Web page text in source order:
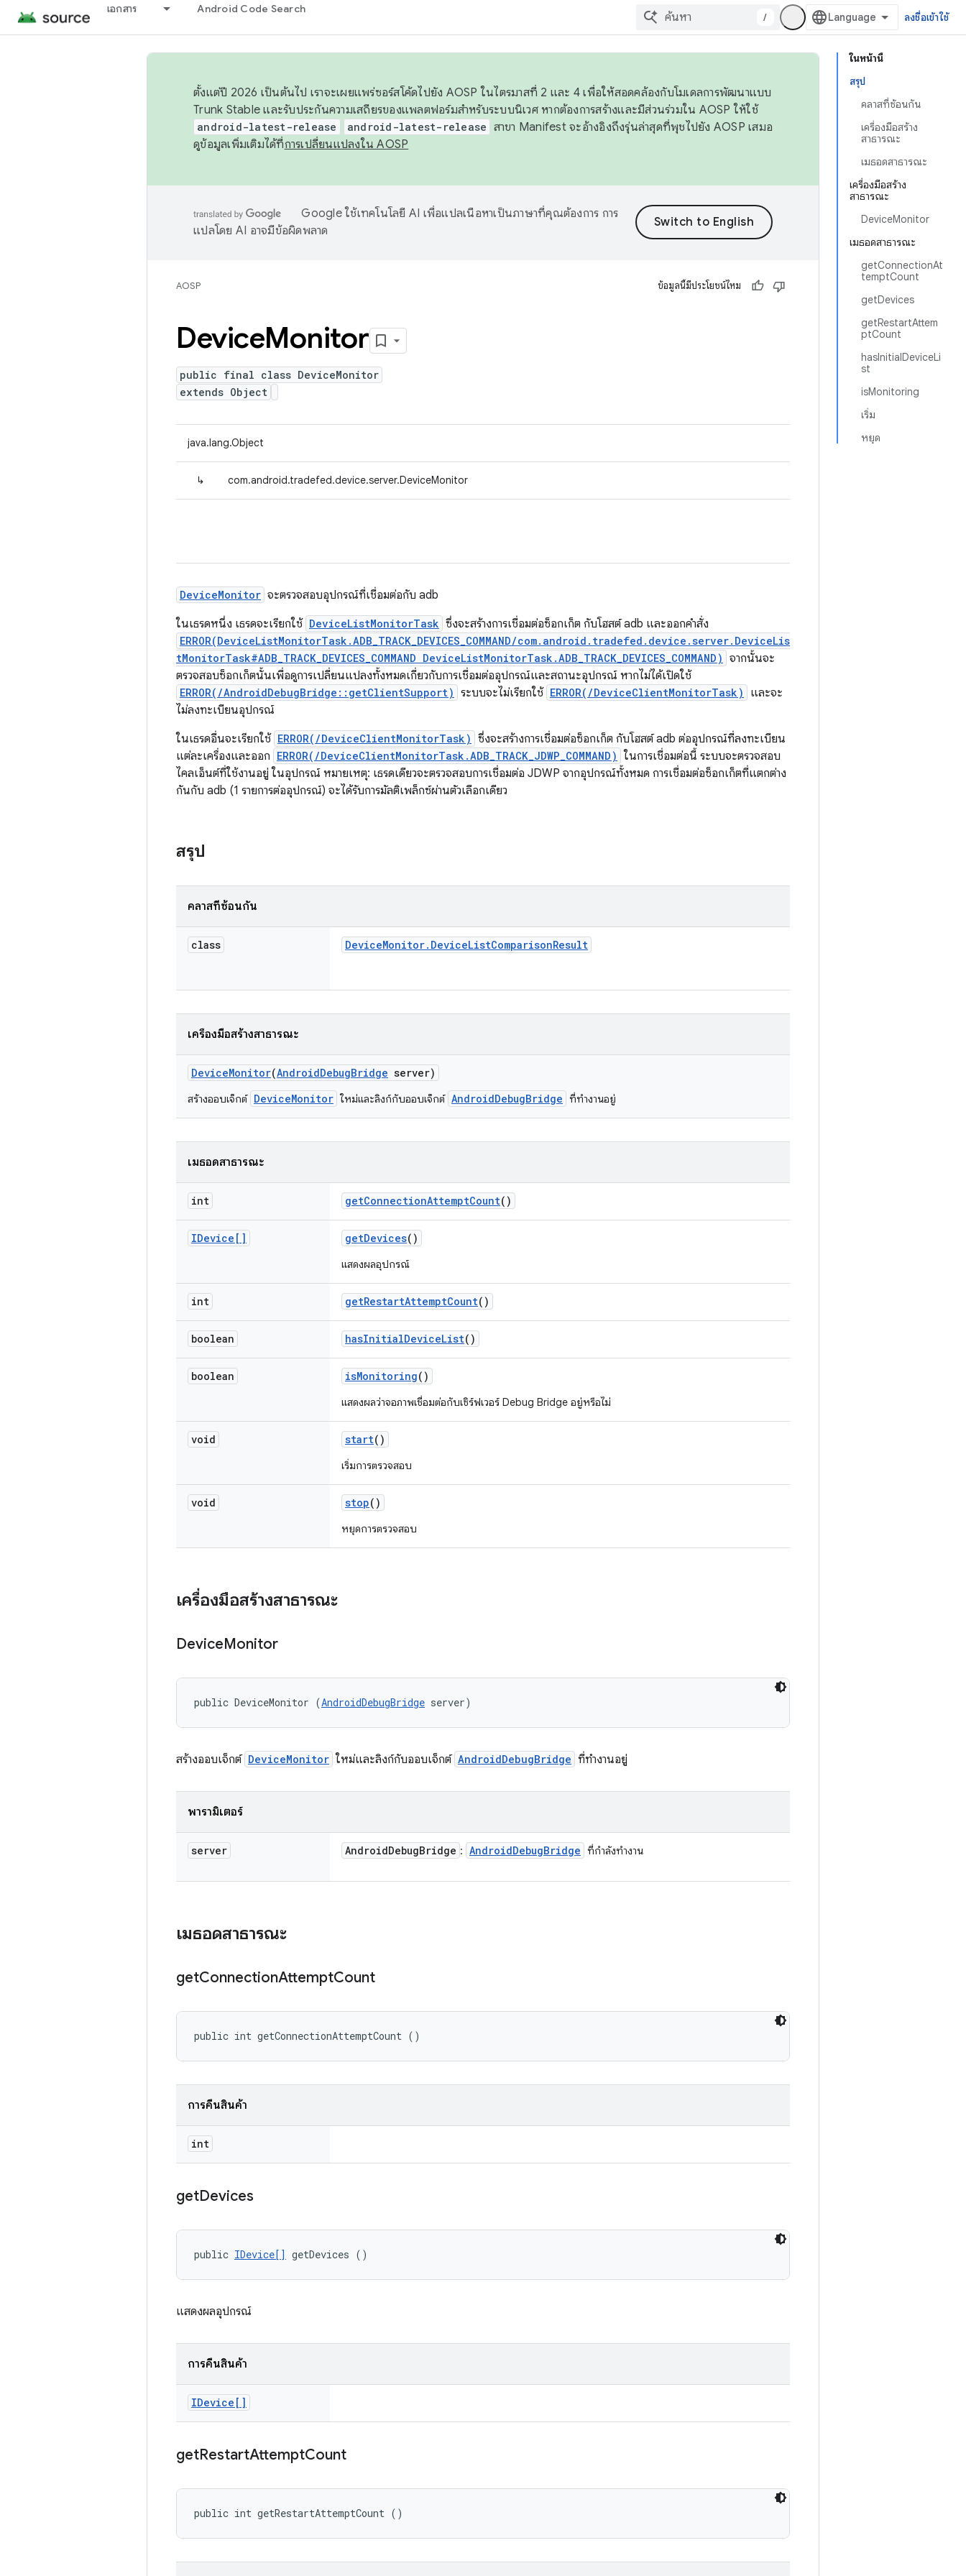
เอกสาร Android Code Search
/ ลงชื่อเข้าใช้
ในหน้านี้
สรุป
คลาสที่ซ้อนกัน
เครื่องมือสร้าง
สาธารณะ
เมธอดสาธารณะ
เครื่องมือสร้าง
สาธารณะ
DeviceMonitor
เมธอดสาธารณะ
getConnectionAt
temptCount
getDevices
getRestartAttem
ptCount
hasInitialDeviceLi
st
isMonitoring
เริ่ม
หยุด
ตั้งแต่ปี 2026 เป็นต้นไป เราจะเผยแพร่ซอร์สโค้ดไปยัง AOSP ในไตรมาสที่ 2 และ 4 เพื่อให้สอดคล้องกับโมเดลการพัฒนาแบบ
Trunk Stable และรับประกันความเสถียรของแพลตฟอร์มสำหรับระบบนิเวศ หากต้องการสร้างและมีส่วนร่วมใน AOSP ให้ใช้
android-latest-release android-latest-release สาขา Manifest จะอ้างอิงถึงรุ่นล่าสุดที่พุชไปยัง AOSP เสมอ
ดูข้อมูลเพิ่มเติมได้ที่การเปลี่ยนแปลงใน AOSP
Google ใช้เทคโนโลยี AI เพื่อแปลเนื้อหาเป็นภาษาที่คุณต้องการ การ
แปลโดย AI อาจมีข้อผิดพลาด
AOSP ข้อมูลนี้มีประโยชน์ไหม
DeviceMonitor
public final class DeviceMonitor
extends Object
java.lang.Object
↳ com.android.tradefed.device.server.DeviceMonitor
DeviceMonitor จะตรวจสอบอุปกรณ์ที่เชื่อมต่อกับ adb
ในเธรดหนึ่ง เธรดจะเรียกใช้ DeviceListMonitorTask ซึ่งจะสร้างการเชื่อมต่อซ็อกเก็ต กับโฮสต์ adb และออกคำสั่ง
ERROR(DeviceListMonitorTask.ADB_TRACK_DEVICES_COMMAND/com.android.tradefed.device.server.DeviceLis
tMonitorTask#ADB_TRACK_DEVICES_COMMAND DeviceListMonitorTask.ADB_TRACK_DEVICES_COMMAND) จากนั้นจะ
ตรวจสอบซ็อกเก็ตนั้นเพื่อดูการเปลี่ยนแปลงทั้งหมดเกี่ยวกับการเชื่อมต่ออุปกรณ์และสถานะอุปกรณ์ หากไม่ได้เปิดใช้
ERROR(/AndroidDebugBridge::getClientSupport) ระบบจะไม่เรียกใช้ ERROR(/DeviceClientMonitorTask)
และจะ
ไม่ลงทะเบียนอุปกรณ์
ในเธรดอื่นจะเรียกใช้ ERROR(/DeviceClientMonitorTask) ซึ่งจะสร้างการเชื่อมต่อซ็อกเก็ต กับโฮสต์ adb ต่ออุปกรณ์ที่ลงทะเบียน
แต่ละเครื่องและออก ERROR(/DeviceClientMonitorTask.ADB_TRACK_JDWP_COMMAND) ในการเชื่อมต่อนี้ ระบบจะตรวจสอบ
ไคลเอ็นต์ที่ใช้งานอยู่ ในอุปกรณ์ หมายเหตุ: เธรดเดียวจะตรวจสอบการเชื่อมต่อ JDWP จากอุปกรณ์ทั้งหมด การเชื่อมต่อซ็อกเก็ตที่แตกต่าง
กันกับ adb (1 รายการต่ออุปกรณ์) จะได้รับการมัลติเพล็กซ์ผ่านตัวเลือกเดียว
สรุป
คลาสที่ซ้อนกัน
class DeviceMonitor. DeviceListComparisonResult
เครื่องมือสร้างสาธารณะ
DeviceMonitor(AndroidDebugBridge server)
สร้างออบเจ็กต์ DeviceMonitor ใหม่และลิงก์กับออบเจ็กต์ AndroidDebugBridge ที่ทำงานอยู่
เมธอดสาธารณะ
int getConnectionAttemptCount()
IDevice[] getDevices()
แสดงผลอุปกรณ์
int getRestartAttemptCount()
boolean hasInitialDeviceList()
boolean isMonitoring()
แสดงผลว่าจอภาพเชื่อมต่อกับเซิร์ฟเวอร์ Debug Bridge อยู่หรือไม่
void start()
เริ่มการตรวจสอบ
void stop()
หยุดการตรวจสอบ
เครื่องมือสร้างสาธารณะ
DeviceMonitor
public DeviceMonitor (AndroidDebugBridge server)
สร้างออบเจ็กต์ DeviceMonitor ใหม่และลิงก์กับออบเจ็กต์ AndroidDebugBridge ที่ทำงานอยู่
พารามิเตอร์
server AndroidDebugBridge : AndroidDebugBridge ที่กำลังทำงาน
เมธอดสาธารณะ
getConnectionAttemptCount
public int getConnectionAttemptCount ()
การคืนสินค้า
int
getDevices
public IDevice[] getDevices ()
แสดงผลอุปกรณ์
การคืนสินค้า
IDevice[]
getRestartAttemptCount
public int getRestartAttemptCount ()